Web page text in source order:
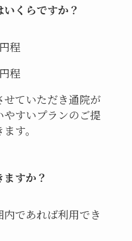
くらですか？
程
程
ていただき通院が
すいプランのご提
す。
すか？
であれば利用でき